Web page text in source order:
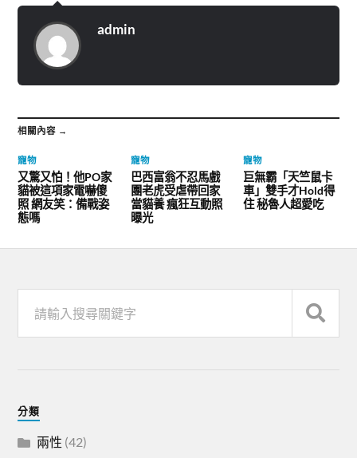
admin
相關內容 →
寵物
又驚又怕！他PO家
貓被這項家電嚇傻
照 網友笑：備戰姿
態嗎
寵物
巴西富翁不忍馬戲
團老虎受虐帶回家
當貓養 瘋狂互動照
曝光
寵物
巨無霸「天竺鼠卡
車」雙手才Hold得
住 秘魯人超愛吃
分類
兩性 (42)